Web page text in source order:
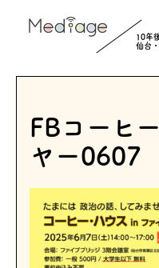
10年
仙台
FBコーヒ
ヤー0607